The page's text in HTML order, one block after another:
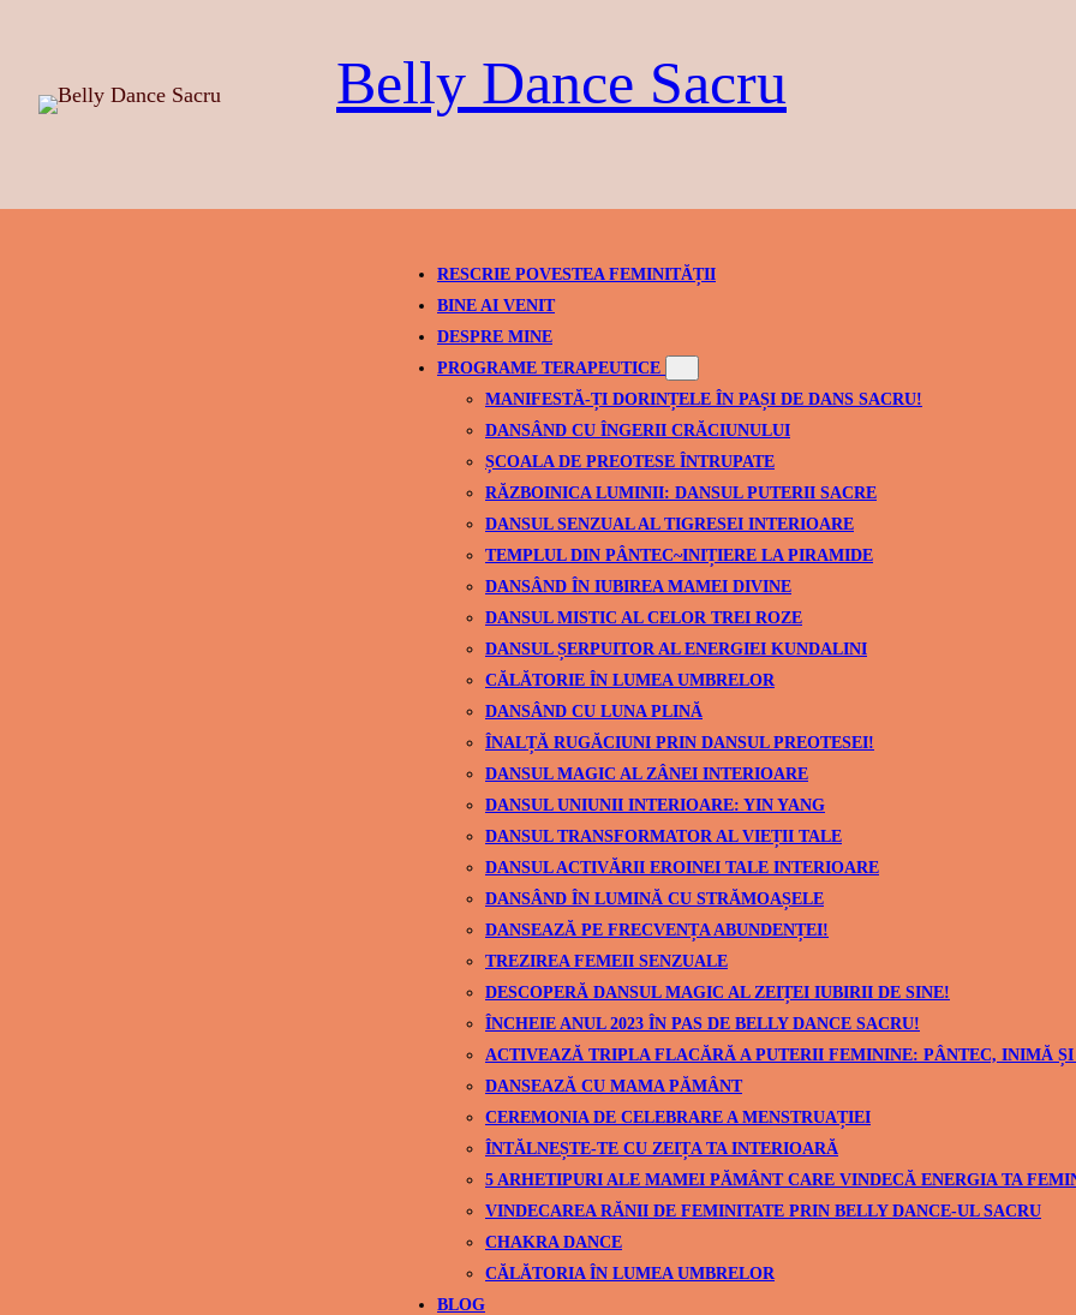
Belly Dance Sacru
RESCRIE POVESTEA FEMINITĂȚII
BINE AI VENIT
DESPRE MINE
PROGRAME TERAPEUTICE
MANIFESTĂ-ȚI DORINȚELE ÎN PAȘI DE DANS SACRU!
DANSÂND CU ÎNGERII CRĂCIUNULUI
ȘCOALA DE PREOTESE ÎNTRUPATE
RĂZBOINICA LUMINII: DANSUL PUTERII SACRE
DANSUL SENZUAL AL TIGRESEI INTERIOARE
TEMPLUL DIN PÂNTEC~INIȚIERE LA PIRAMIDE
DANSÂND ÎN IUBIREA MAMEI DIVINE
DANSUL MISTIC AL CELOR TREI ROZE
DANSUL ȘERPUITOR AL ENERGIEI KUNDALINI
CĂLĂTORIE ÎN LUMEA UMBRELOR
DANSÂND CU LUNA PLINĂ
ÎNALȚĂ RUGĂCIUNI PRIN DANSUL PREOTESEI!
DANSUL MAGIC AL ZÂNEI INTERIOARE
DANSUL UNIUNII INTERIOARE: YIN YANG
DANSUL TRANSFORMATOR AL VIEȚII TALE
DANSUL ACTIVĂRII EROINEI TALE INTERIOARE
DANSÂND ÎN LUMINĂ CU STRĂMOAȘELE
DANSEAZĂ PE FRECVENȚA ABUNDENȚEI!
TREZIREA FEMEII SENZUALE
DESCOPERĂ DANSUL MAGIC AL ZEIȚEI IUBIRII DE SINE!
ÎNCHEIE ANUL 2023 ÎN PAS DE BELLY DANCE SACRU!
ACTIVEAZĂ TRIPLA FLACĂRĂ A PUTERII FEMININE: PÂNTEC, INIMĂ
DANSEAZĂ CU MAMA PĂMÂNT
CEREMONIA DE CELEBRARE A MENSTRUAȚIEI
ÎNTĂLNEȘTE-TE CU ZEIȚA TA INTERIOARĂ
5 ARHETIPURI ALE MAMEI PĂMÂNT CARE VINDECĂ ENERGIA TA
VINDECAREA RĂNII DE FEMINITATE PRIN BELLY DANCE-UL SACRU
CHAKRA DANCE
CĂLĂTORIA ÎN LUMEA UMBRELOR
BLOG